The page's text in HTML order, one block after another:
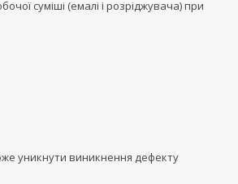
суміші (емалі і розріджувача) при
уникнути виникнення дефекту